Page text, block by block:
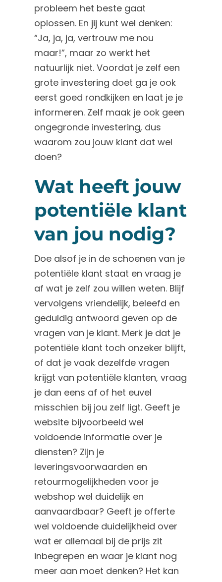
probleem het beste gaat
oplossen. En jij kunt wel denken:
“Ja, ja, ja, vertrouw me nou
maar!”, maar zo werkt het
natuurlijk niet. Voordat je zelf een
grote investering doet ga je ook
eerst goed rondkijken en laat je je
informeren. Zelf maak je ook geen
ongegronde investering, dus
waarom zou jouw klant dat wel
doen?
Wat heeft jouw
potentiële klant
van jou nodig?
Doe alsof je in de schoenen van je
potentiële klant staat en vraag je
af wat je zelf zou willen weten. Blijf
vervolgens vriendelijk, beleefd en
geduldig antwoord geven op de
vragen van je klant. Merk je dat je
potentiële klant toch onzeker blijft,
of dat je vaak dezelfde vragen
krijgt van potentiële klanten, vraag
je dan eens af of het euvel
misschien bij jou zelf ligt. Geeft je
website bijvoorbeeld wel
voldoende informatie over je
diensten? Zijn je
leveringsvoorwaarden en
retourmogelijkheden voor je
webshop wel duidelijk en
aanvaardbaar? Geeft je offerte
wel voldoende duidelijkheid over
wat er allemaal bij de prijs zit
inbegrepen en waar je klant nog
meer aan moet denken? Het kan